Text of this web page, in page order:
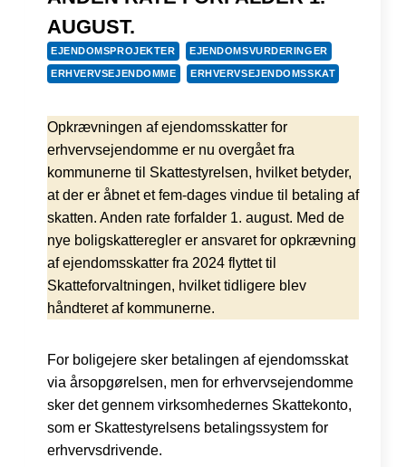
AUGUST.
EJENDOMSPROJEKTER EJENDOMSVURDERINGER
ERHVERVSEJENDOMME ERHVERVSEJENDOMSSKAT
Opkrævningen af ejendomsskatter for
erhvervsejendomme er nu overgået fra
kommunerne til Skattestyrelsen, hvilket betyder,
at der er åbnet et fem-dages vindue til betaling af
skatten. Anden rate forfalder 1. august. Med de
nye boligskatteregler er ansvaret for opkrævning
af ejendomsskatter fra 2024 flyttet til
Skatteforvaltningen, hvilket tidligere blev
håndteret af kommunerne.
For boligejere sker betalingen af ejendomsskat
via årsopgørelsen, men for erhvervsejendomme
sker det gennem virksomhedernes Skattekonto,
som er Skattestyrelsens betalingssystem for
erhvervsdrivende.